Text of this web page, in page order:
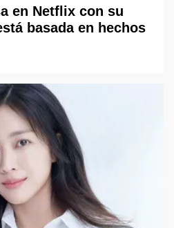
en Netflix con su
basada en hechos